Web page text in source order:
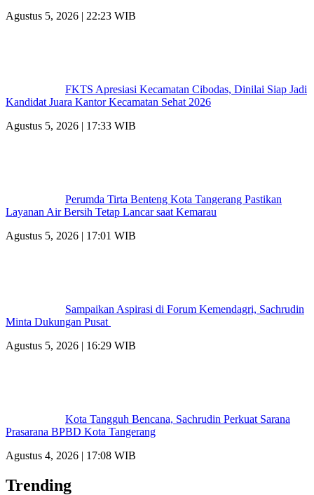
Agustus 5, 2026 | 22:23 WIB
FKTS Apresiasi Kecamatan Cibodas, Dinilai Siap Jadi
Kandidat Juara Kantor Kecamatan Sehat 2026
Agustus 5, 2026 | 17:33 WIB
Perumda Tirta Benteng Kota Tangerang Pastikan
Layanan Air Bersih Tetap Lancar saat Kemarau
Agustus 5, 2026 | 17:01 WIB
Sampaikan Aspirasi di Forum Kemendagri, Sachrudin
Minta Dukungan Pusat
Agustus 5, 2026 | 16:29 WIB
Kota Tangguh Bencana, Sachrudin Perkuat Sarana
Prasarana BPBD Kota Tangerang
Agustus 4, 2026 | 17:08 WIB
Trending